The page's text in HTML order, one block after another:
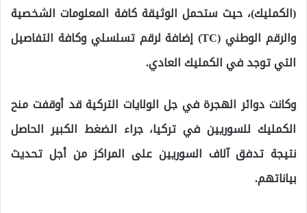
(الكمليك)، حيث ستحمل الوثيقة كافة المعلومات الشخصية
والرقم الوطني (TC) إضافة لرقم تسلسلي وكافة التفاصيل
التي توجد في الكمليك العادي.
وكانت دوائر الهجرة في جل الولايات التركية قد أوقفت منح
الكمليك للسوريين في تركيا، جراء الضغط الكبير الحاصل
نتيجة تدفق آلاف السوريين على المراكز من أجل تحديث
بياناتهم.